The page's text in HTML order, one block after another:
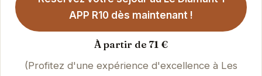
APP R10 dès maintenant !
À partir de 71 €
(Profitez d'une expérience d'excellence à Les